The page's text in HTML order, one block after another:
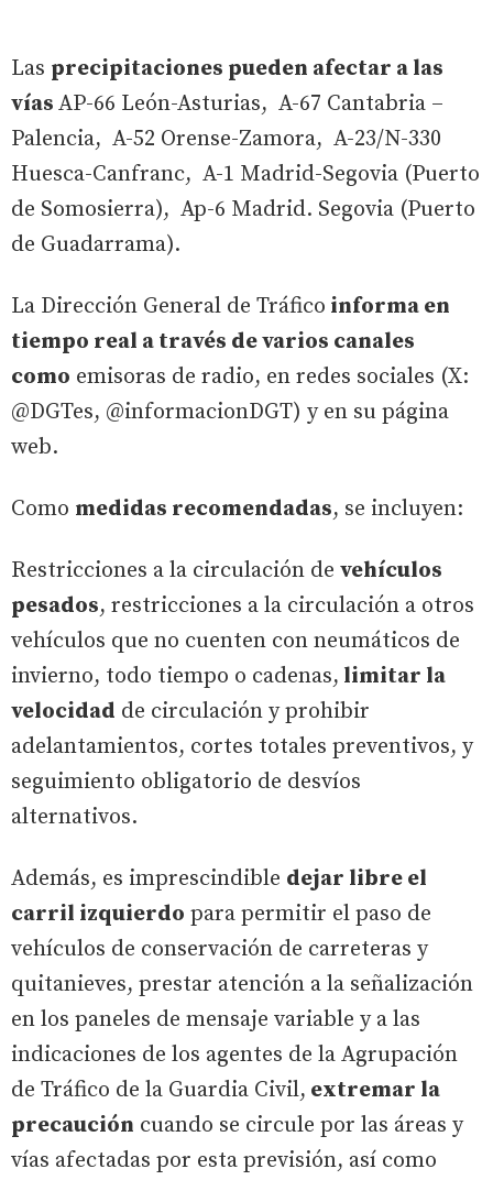
Las precipitaciones pueden afectar a las
vías AP-66 León-Asturias, A-67 Cantabria –
Palencia, A-52 Orense-Zamora, A-23/N-330
Huesca-Canfranc, A-1 Madrid-Segovia (Puerto
de Somosierra), Ap-6 Madrid. Segovia (Puerto
de Guadarrama).
La Dirección General de Tráfico informa en
tiempo real a través de varios canales
como emisoras de radio, en redes sociales (X:
@DGTes, @informacionDGT) y en su página
web.
Como medidas recomendadas, se incluyen:
Restricciones a la circulación de vehículos
pesados, restricciones a la circulación a otros
vehículos que no cuenten con neumáticos de
invierno, todo tiempo o cadenas, limitar la
velocidad de circulación y prohibir
adelantamientos, cortes totales preventivos, y
seguimiento obligatorio de desvíos
alternativos.
Además, es imprescindible dejar libre el
carril izquierdo para permitir el paso de
vehículos de conservación de carreteras y
quitanieves, prestar atención a la señalización
en los paneles de mensaje variable y a las
indicaciones de los agentes de la Agrupación
de Tráfico de la Guardia Civil, extremar la
precaución cuando se circule por las áreas y
vías afectadas por esta previsión, así como